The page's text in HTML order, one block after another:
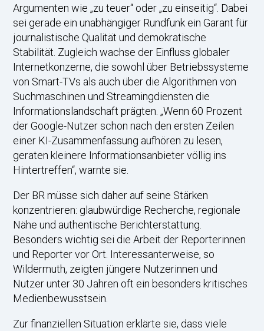
Argumenten wie „zu teuer“ oder „zu einseitig“. Dabei
sei gerade ein unabhängiger Rundfunk ein Garant für
journalistische Qualität und demokratische
Stabilität. Zugleich wachse der Einfluss globaler
Internetkonzerne, die sowohl über Betriebssysteme
von Smart-TVs als auch über die Algorithmen von
Suchmaschinen und Streamingdiensten die
Informationslandschaft prägten. „Wenn 60 Prozent
der Google-Nutzer schon nach den ersten Zeilen
einer KI-Zusammenfassung aufhören zu lesen,
geraten kleinere Informationsanbieter völlig ins
Hintertreffen“, warnte sie.
Der BR müsse sich daher auf seine Stärken
konzentrieren: glaubwürdige Recherche, regionale
Nähe und authentische Berichterstattung.
Besonders wichtig sei die Arbeit der Reporterinnen
und Reporter vor Ort. Interessanterweise, so
Wildermuth, zeigten jüngere Nutzerinnen und
Nutzer unter 30 Jahren oft ein besonders kritisches
Medienbewusstsein.
Zur finanziellen Situation erklärte sie, dass viele